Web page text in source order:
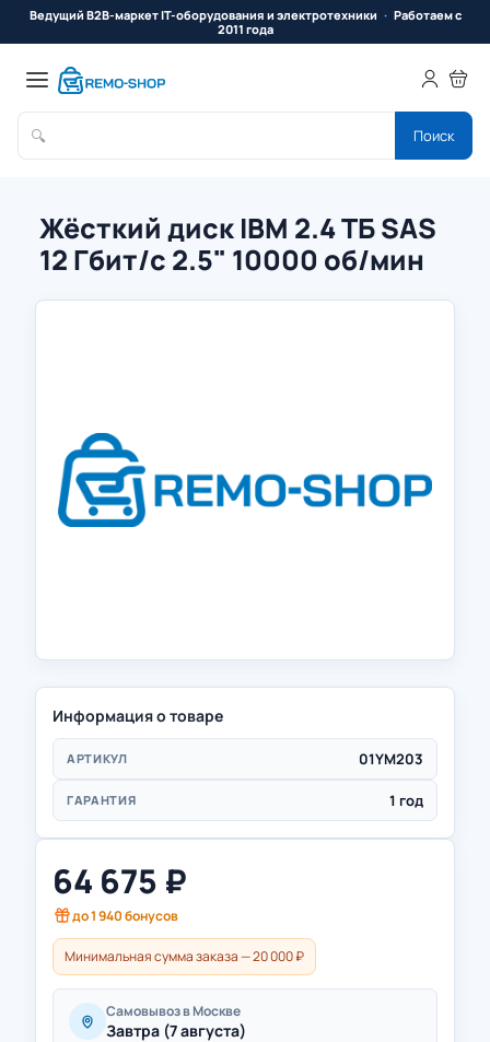
Ведущий B2B-маркет IT-оборудования и электротехники
Работаем с
2011 года
🔍 Поиск
Жёсткий диск IBM 2.4 ТБ SAS
12 Гбит/с 2.5" 10000 об/мин
Информация о товаре
АРТИКУЛ 01YM203
ГАРАНТИЯ 1 год
64 675 ₽
до1 940бонусов
Минимальная сумма заказа — 20 000 ₽
Самовывоз в Москве
Завтра (7 августа)